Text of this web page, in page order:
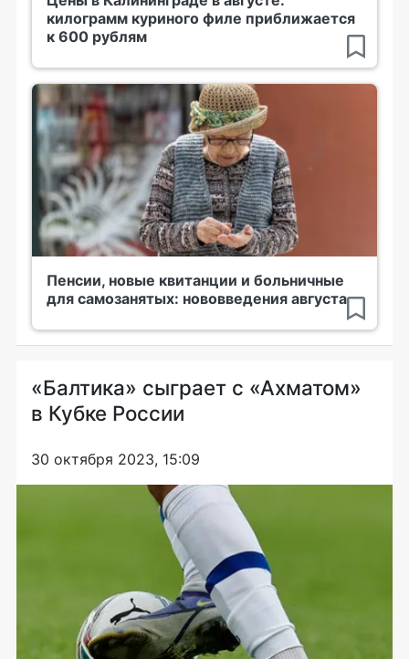
килограмм куриного филе приближается
к 600 рублям
Пенсии, новые квитанции и больничные
для самозанятых: нововведения августа
«Балтика» сыграет с «Ахматом»
в Кубке России
30 октября 2023, 15:09